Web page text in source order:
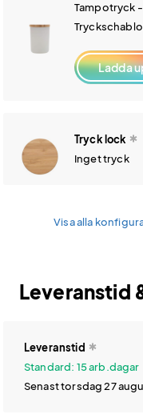
Tampotryck -
Ladda
Tryck lock
Inget tryck
Visa alla
Leveranstid
Leveranstid
Standard: 15 arb.dagar
Senast torsdag 27